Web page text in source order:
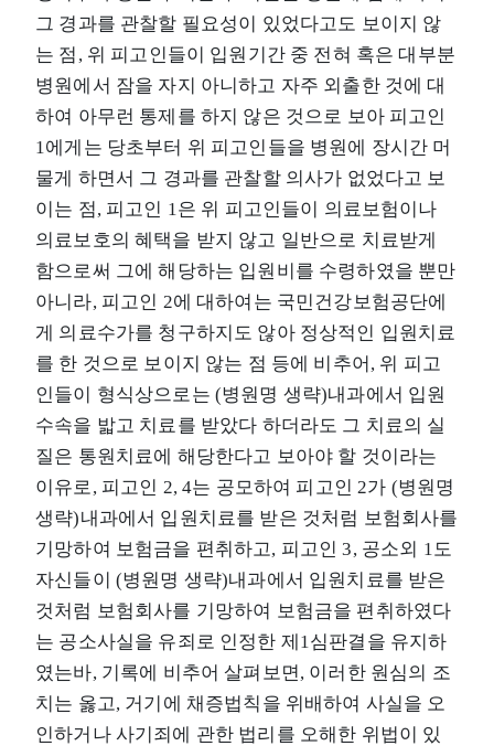
그 경과를 관찰할 필요성이 있었다고도 보이지 않
는 점, 위 피고인들이 입원기간 중 전혀 혹은 대부분
병원에서 잠을 자지 아니하고 자주 외출한 것에 대
하여 아무런 통제를 하지 않은 것으로 보아 피고인
1에게는 당초부터 위 피고인들을 병원에 장시간 머
물게 하면서 그 경과를 관찰할 의사가 없었다고 보
이는 점, 피고인 1은 위 피고인들이 의료보험이나
의료보호의 혜택을 받지 않고 일반으로 치료받게
함으로써 그에 해당하는 입원비를 수령하였을 뿐만
아니라, 피고인 2에 대하여는 국민건강보험공단에
게 의료수가를 청구하지도 않아 정상적인 입원치료
를 한 것으로 보이지 않는 점 등에 비추어, 위 피고
인들이 형식상으로는 (병원명 생략)내과에서 입원
수속을 밟고 치료를 받았다 하더라도 그 치료의 실
질은 통원치료에 해당한다고 보아야 할 것이라는
이유로, 피고인 2, 4는 공모하여 피고인 2가 (병원명
생략)내과에서 입원치료를 받은 것처럼 보험회사를
기망하여 보험금을 편취하고, 피고인 3, 공소외 1도
자신들이 (병원명 생략)내과에서 입원치료를 받은
것처럼 보험회사를 기망하여 보험금을 편취하였다
는 공소사실을 유죄로 인정한 제1심판결을 유지하
였는바, 기록에 비추어 살펴보면, 이러한 원심의 조
치는 옳고, 거기에 채증법칙을 위배하여 사실을 오
인하거나 사기죄에 관한 법리를 오해한 위법이 있